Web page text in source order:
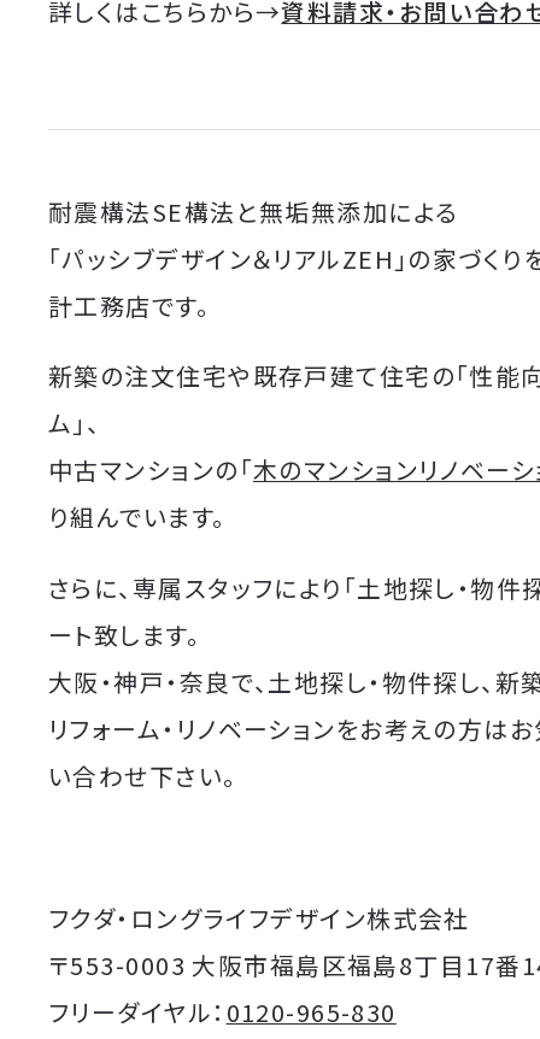
詳しくはこちらから→資料請求・お問い合わ
耐震構法SE構法と無垢無添加による
「パッシブデザイン＆リアルZEH」の家づく
計工務店です。
新築の注文住宅や既存戸建て住宅の「性能
ム」、
中古マンションの「木のマンションリノベーシ
り組んでいます。
さらに、専属スタッフにより「土地探し・物件
ート致します。
大阪・神戸・奈良で、土地探し・物件探し、新
リフォーム・リノベーションをお考えの方は
い合わせ下さい。
フクダ・ロングライフデザイン株式会社
〒553-0003 大阪市福島区福島8丁目17番
フリーダイヤル： 0120-965-830